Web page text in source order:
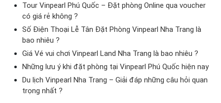
Tour Vinpearl Phú Quốc – Đặt phòng Online qua voucher
có giá rẻ không ?
Số Điện Thoại Lễ Tân Đặt Phòng Vinpearl Nha Trang là
bao nhiêu ?
Giá Vé vui chơi Vinpearl Land Nha Trang là bao nhiêu ?
Những lưu ý khi đặt phòng tại Vinpearl Phú Quốc hiện nay
Du lịch Vinpearl Nha Trang – Giải đáp những câu hỏi quan
trọng nhất ?